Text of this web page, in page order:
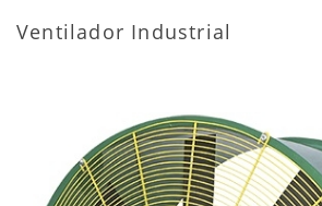
Ventilador Industrial